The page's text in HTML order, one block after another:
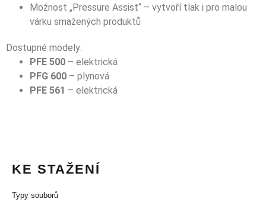
Možnost „Pressure Assist“ – vytvoří tlak i pro malou
várku smažených produktů
Dostupné modely:
PFE 500 – elektrická
PFG 600 – plynová
PFE 561 – elektrická
KE STAŽENÍ
Typy souborů